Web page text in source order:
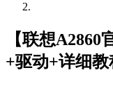
【联想
+驱动+详细